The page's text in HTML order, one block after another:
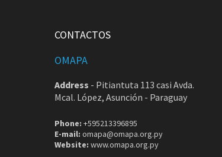
CONTACTOS
OMAPA
Address - Pitiantuta 113 casi Avda.
Mcal. López, Asunción - Paraguay
Phone: +595213396895
E-mail: omapa@omapa.org.py
Website: www.omapa.org.py